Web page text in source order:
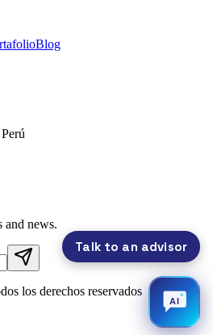
Blog
and news.
los derechos reservados
Talk to an advisor
AI